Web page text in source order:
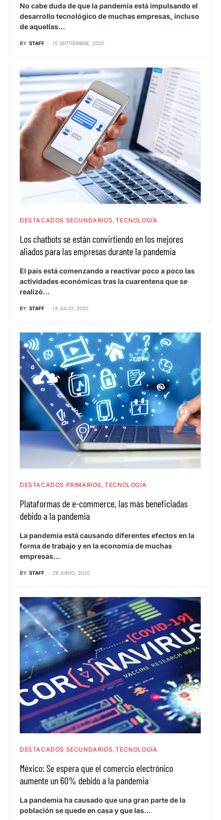
No cabe duda de que la pandemia está impulsando el
desarrollo tecnológico de muchas empresas, incluso
de aquellas…
BY STAFF 15 SEPTIEMBRE, 2020
DESTACADOS SECUNDARIOS TECNOLOGÍA
Los chatbots se están convirtiendo en los mejores
aliados para las empresas durante la pandemia
El país está comenzando a reactivar poco a poco las
actividades económicas tras la cuarentena que se
realizó…
BY STAFF 14 JULIO, 2020
DESTACADOS PRIMARIOS TECNOLOGÍA
Plataformas de e-commerce, las más beneficiadas
debido a la pandemia
La pandemia está causando diferentes efectos en la
forma de trabajo y en la economía de muchas
empresas…
BY STAFF 29 JUNIO, 2020
DESTACADOS SECUNDARIOS TECNOLOGÍA
México: Se espera que el comercio electrónico
aumente un 60% debido a la pandemia
La pandemia ha causado que una gran parte de la
población se quede en casa y que las…